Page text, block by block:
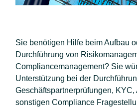
Sie benötigen Hilfe beim Aufbau
Durchführung von
Compliancemanagement? Sie
Unterstützung bei der
Geschäftspartnerprüfungen, KYC,
sonstigen Compliance